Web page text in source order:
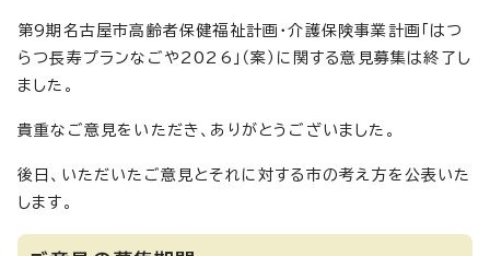
第9期名古屋市高齢者保健福祉計画・介護保険事業計画「はつ
らつ長寿プランなごや2026」（案）に関する意見募集は終了し
ました。
貴重なご意見をいただき、ありがとうございました。
後日、いただいたご意見とそれに対する市の考え方を公表いた
します。